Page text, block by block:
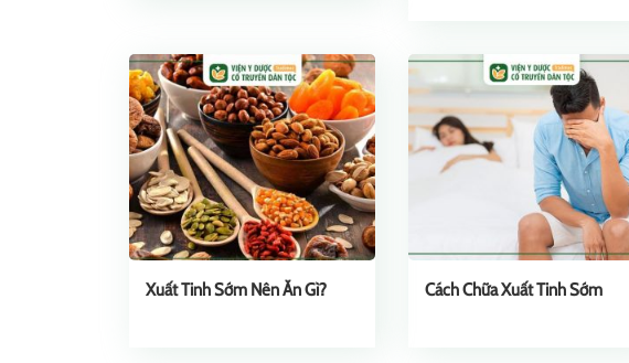
Xuất Tinh Sớm Nên Ăn Gì? Cách Chữa Xuất Tinh Sớm